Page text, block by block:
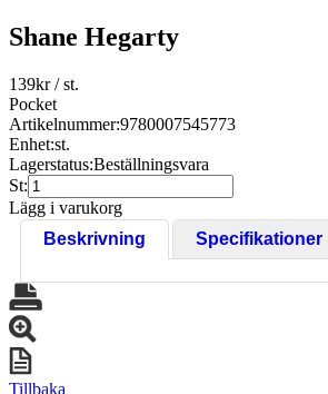
Shane Hegarty
139kr/ st.
Pocket
Artikelnummer:9780007545773
Enhet:st.
Lagerstatus:Beställningsvara
St:
Lägg i varukorg
Beskrivning
Specifikationer
Tillbaka